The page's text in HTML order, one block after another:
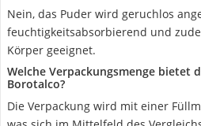
Nein, das Puder wird geruchlos
feuchtigkeitsabsorbierend und
Körper geeignet.
Welche Verpackungsmenge bietet
Borotalco?
Die Verpackung wird mit einer